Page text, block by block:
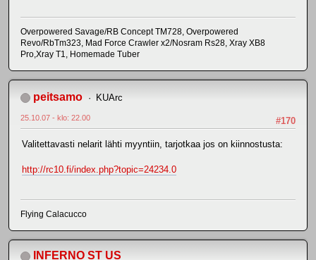
Overpowered Savage/RB Concept TM728, Overpowered
Revo/RbTm323, Mad Force Crawler x2/Nosram Rs28, Xray XB8
Pro,Xray T1, Homemade Tuber
peitsamo KUArc
#170
25.10.07 - klo: 22.00
Valitettavasti nelarit lähti myyntiin, tarjotkaa jos on kiinnostusta:
http://rc10.fi/index.php?topic=24234.0
Flying Calacucco
INFERNO ST US